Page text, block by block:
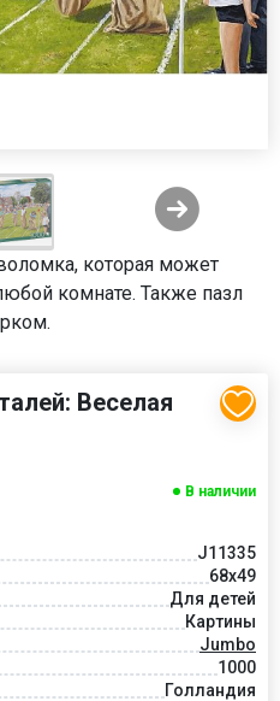
которая может
комнате. Также пазл
Веселая
В наличии
J11335
68x49
Для детей
Картины
Jumbo
1000
Голландия